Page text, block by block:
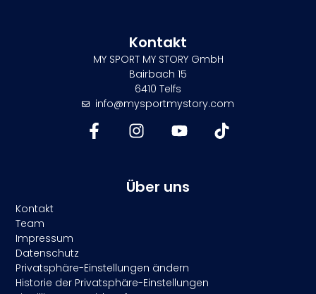
Kontakt
MY SPORT MY STORY GmbH
Bairbach 15
6410 Telfs
info@mysportmystory.com
Über uns
Kontakt
Team
Impressum
Datenschutz
Privatsphäre-Einstellungen ändern
Historie der Privatsphäre-Einstellungen